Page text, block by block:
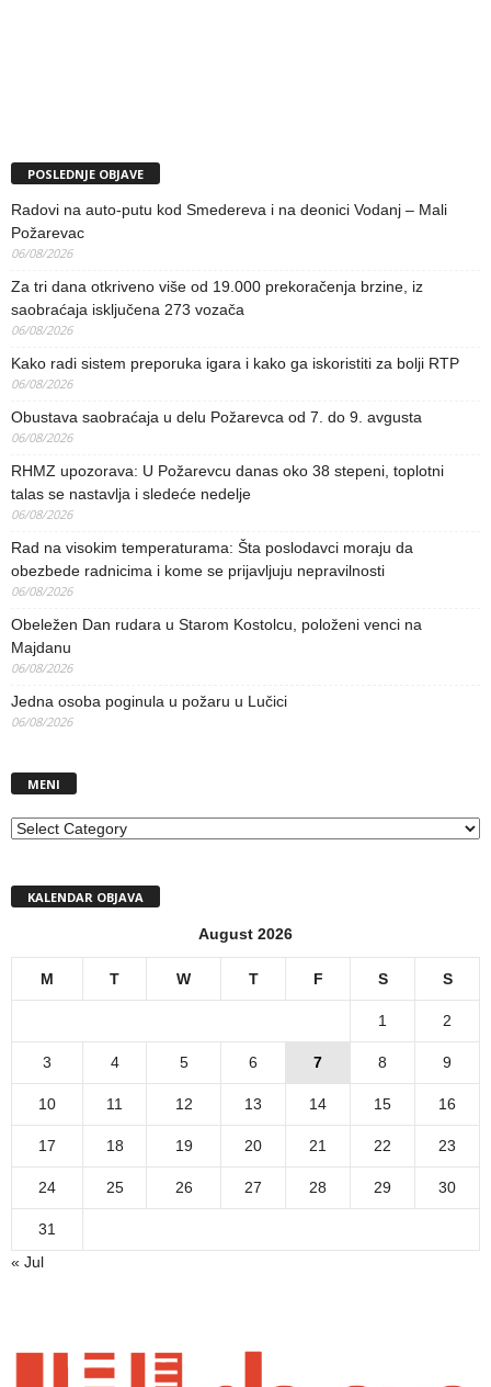
POSLEDNJE OBJAVE
Radovi na auto-putu kod Smedereva i na deonici Vodanj – Mali
Požarevac
06/08/2026
Za tri dana otkriveno više od 19.000 prekoračenja brzine, iz
saobraćaja isključena 273 vozača
06/08/2026
Kako radi sistem preporuka igara i kako ga iskoristiti za bolji RTP
06/08/2026
Obustava saobraćaja u delu Požarevca od 7. do 9. avgusta
06/08/2026
RHMZ upozorava: U Požarevcu danas oko 38 stepeni, toplotni
talas se nastavlja i sledeće nedelje
06/08/2026
Rad na visokim temperaturama: Šta poslodavci moraju da
obezbede radnicima i kome se prijavljuju nepravilnosti
06/08/2026
Obeležen Dan rudara u Starom Kostolcu, položeni venci na
Majdanu
06/08/2026
Jedna osoba poginula u požaru u Lučici
06/08/2026
MENI
MENI
KALENDAR OBJAVA
August 2026
M T W T F S S
1 2
3 4 5 6 7 8 9
10 11 12 13 14 15 16
17 18 19 20 21 22 23
24 25 26 27 28 29 30
31
« Jul